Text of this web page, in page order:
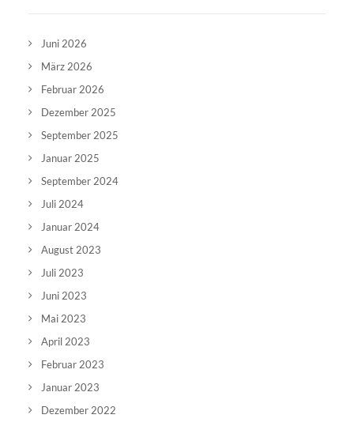
Juni 2026
März 2026
Februar 2026
Dezember 2025
September 2025
Januar 2025
September 2024
Juli 2024
Januar 2024
August 2023
Juli 2023
Juni 2023
Mai 2023
April 2023
Februar 2023
Januar 2023
Dezember 2022